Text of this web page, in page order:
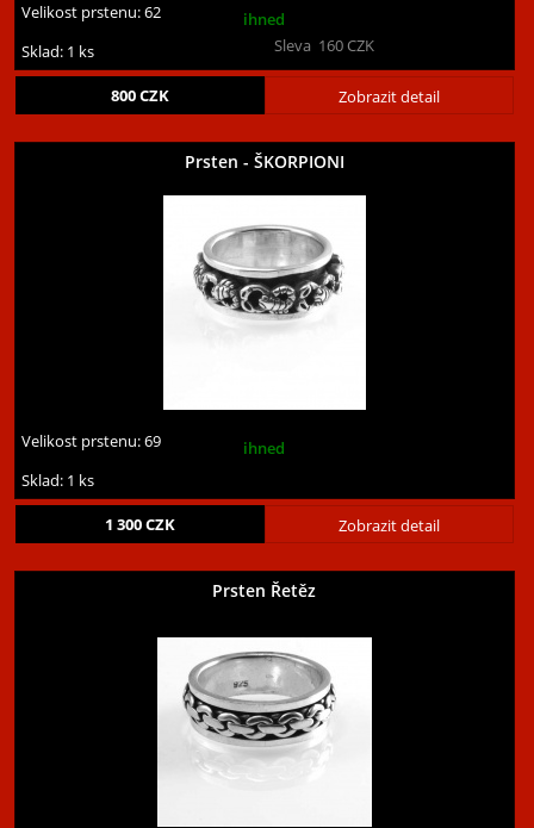
Velikost prstenu:62
ihned
Sklad: 1 ks
Zobrazit detail
800CZK
Sleva 160CZK
Prsten - ŠKORPIONI
Velikost prstenu:69
ihned
Sklad: 1 ks
Zobrazit detail
1 300CZK
Prsten Řetěz